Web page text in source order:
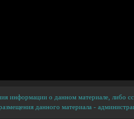
информации о данном материале, либо
данного материала -